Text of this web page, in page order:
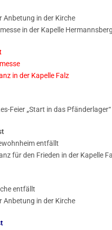
Anbetung in der Kirche
in der Kapelle
in der Kapelle Falz
Feier „Start in das Pfänderlager“
entfällt
für den Frieden in der Kapelle
entfällt
Anbetung in der Kirche